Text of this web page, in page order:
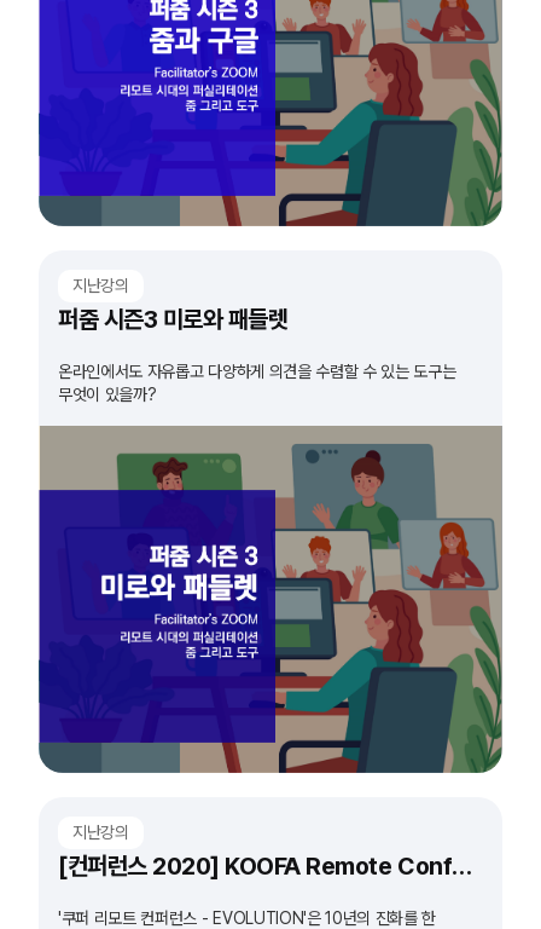
지난강의
퍼줌 시즌3 미로와 패들렛
온라인에서도 자유롭고 다양하게 의견을 수렴할 수 있는 도구는
무엇이 있을까?
지난강의
[컨퍼런스 2020] KOOFA Remote Conference 'EVOLUTION'
'쿠퍼 리모트 컨퍼런스 - EVOLUTION'은 10년의 진화를 한